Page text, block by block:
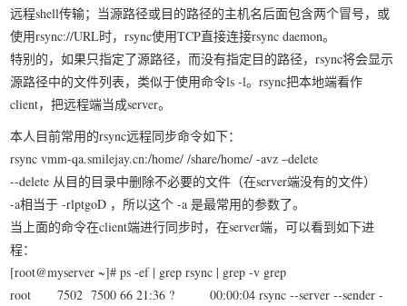
远程shell传输；当源路径或目的路径的主机名后面包含两个冒号，或
使用rsync://URL时，rsync使用TCP直接连接rsync daemon。
特别的，如果只指定了源路径，而没有指定目的路径，rsync将会显示
源路径中的文件列表，类似于使用命令ls -l。rsync把本地端看作
client，把远程端当成server。
本人目前常用的rsync远程同步命令如下：
rsync vmm-qa.smilejay.cn:/home/ /share/home/ -avz –delete
--delete 从目的目录中删除不必要的文件（在server端没有的文件）
-a相当于 -rlptgoD ，所以这个 -a 是最常用的参数了。
当上面的命令在client端进行同步时，在server端，可以看到如下进
程：
[root@myserver ~]# ps -ef | grep rsync | grep -v grep
root 7502 7500 66 21:36 ? 00:00:04 rsync --server --sender -